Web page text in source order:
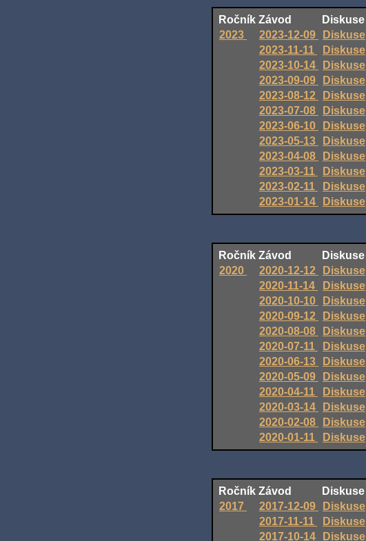
Ročník Závod
Diskuse
2023
2023-12-09
Diskuse
2023-11-11
Diskuse
2023-10-14
Diskuse
2023-09-09
Diskuse
2023-08-12
Diskuse
2023-07-08
Diskuse
2023-06-10
Diskuse
2023-05-13
Diskuse
2023-04-08
Diskuse
2023-03-11
Diskuse
2023-02-11
Diskuse
2023-01-14
Diskuse
Ročník Závod
Diskuse
2020
2020-12-12
Diskuse
2020-11-14
Diskuse
2020-10-10
Diskuse
2020-09-12
Diskuse
2020-08-08
Diskuse
2020-07-11
Diskuse
2020-06-13
Diskuse
2020-05-09
Diskuse
2020-04-11
Diskuse
2020-03-14
Diskuse
2020-02-08
Diskuse
2020-01-11
Diskuse
Ročník Závod
Diskuse
2017
2017-12-09
Diskuse
2017-11-11
Diskuse
2017-10-14
Diskuse